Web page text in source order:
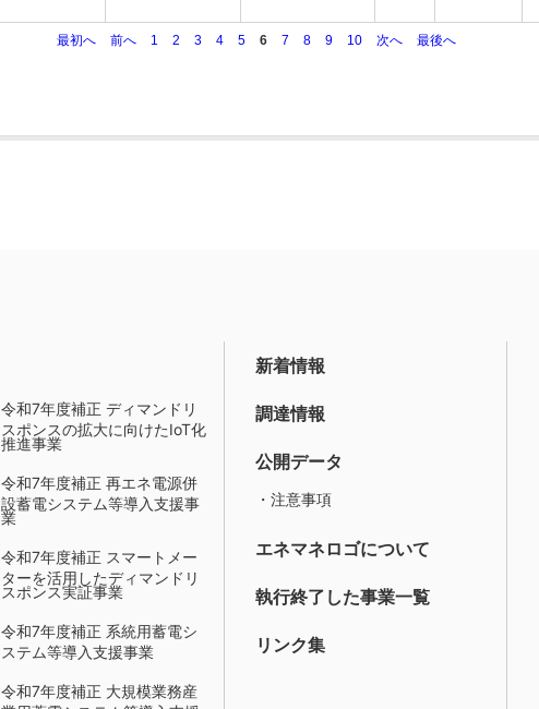
最初へ 前へ 1 2 3 4 5 6 7 8 9 10 次へ 最後へ
令和7年度補正 ディマンドリ
スポンスの拡大に向けたIoT化
推進事業
令和7年度補正 再エネ電源併
設蓄電システム等導入支援事
業
令和7年度補正 スマートメー
ターを活用したディマンドリ
スポンス実証事業
令和7年度補正 系統用蓄電シ
ステム等導入支援事業
令和7年度補正 大規模業務産
新着情報
調達情報
公開データ
・注意事項
エネマネロゴについて
執行終了した事業一覧
リンク集